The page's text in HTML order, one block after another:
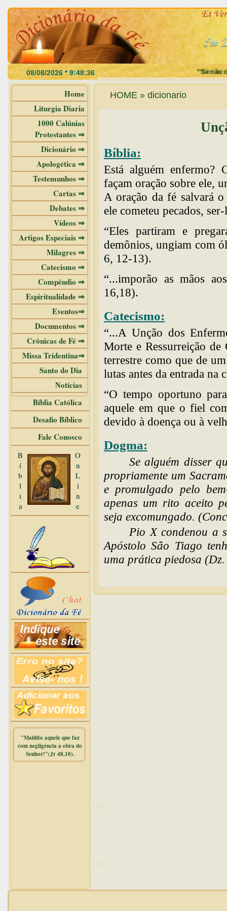
"Se não
Home
Liturgia Diaria
1000 Calúnias
Protestantes ⇒
Dicionário ⇒
Apologética ⇒
Testemunhos ⇒
Cartas ⇒
Debates ⇒
Vídeos ⇒
Artigos Especiais ⇒
Milagres ⇒
Catecismo ⇒
Compêndio ⇒
Espiritualidade ⇒
Eventos⇒
Documentos ⇒
Crônicas de Fé ⇒
Missa Tridentina⇒
Santo do Dia
Notícias
Bíblia Católica
Desafio Bíblico
Fale Conosco
B
í
b
l
i
a
O
n
L
i
n
e
"Maldito aquele que faz
com negligência a obra do
Senhor!"(Jr 48,10).
/home/dicionar/public_html/online.php
/home/dicionar/public_html/online.php
HOME » dicionario
Bíblia:
Está alguém enfermo?
façam oração sobre ele,
A oração da fé salvará
ele cometeu pecados,
“Eles partiram e
demônios, ungiam com
6, 12-13).
“...imporão as mãos
16,18).
Catecismo:
“...A Unção dos
Morte e Ressurreição
terrestre como que de
lutas antes da entrada na
“O tempo oportuno
aquele em que o fiel
devido à doença ou à
Dogma:
Se alguém disser
propriamente um
e promulgado pelo
apenas um rito aceito
seja excomungado.
Pio X condenou a
Apóstolo São Tiago
uma prática piedosa